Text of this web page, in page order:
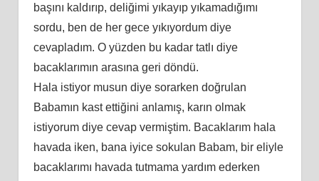
başını kaldırıp, deliğimi yıkayıp yıkamadığımı
sordu, ben de her gece yıkıyordum diye
cevapladım. O yüzden bu kadar tatlı diye
bacaklarımın arasına geri döndü.
Hala istiyor musun diye sorarken doğrulan
Babamın kast ettiğini anlamış, karın olmak
istiyorum diye cevap vermiştim. Bacaklarım hala
havada iken, bana iyice sokulan Babam, bir eliyle
bacaklarımı havada tutmama yardım ederken